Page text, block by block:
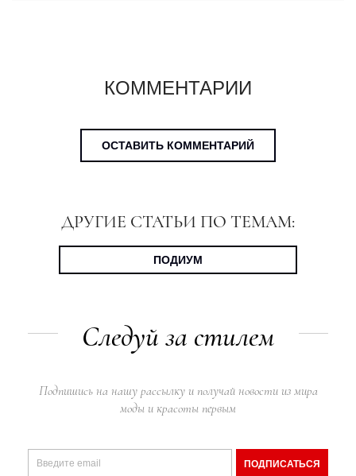
КОММЕНТАРИИ
ОСТАВИТЬ КОММЕНТАРИЙ
ДРУГИЕ СТАТЬИ ПО ТЕМАМ:
ПОДИУМ
Следуй за стилем
Подпишись на нашу рассылку и получай новости из мира
моды и красоты первым
ПОДПИСАТЬСЯ